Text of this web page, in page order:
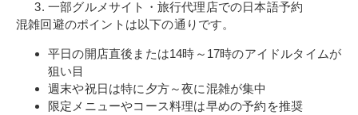
一部グルメサイト・旅行代理店での日本語予約
混雑回避のポイントは以下の通りです。
平日の開店直後または14時～17時のアイドルタイムが
狙い目
週末や祝日は特に夕方～夜に混雑が集中
限定メニューやコース料理は早めの予約を推奨